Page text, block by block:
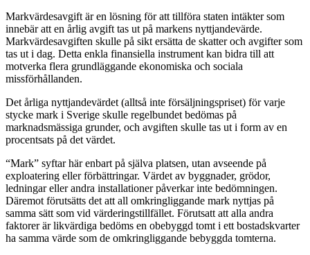
Markvärdesavgift är en lösning för att tillföra staten intäkter som
innebär att en årlig avgift tas ut på markens nyttjandevärde.
Markvärdesavgiften skulle på sikt ersätta de skatter och avgifter som
tas ut i dag. Detta enkla finansiella instrument kan bidra till att
motverka flera grundläggande ekonomiska och sociala
missförhållanden.
Det årliga nyttjandevärdet (alltså inte försäljningspriset) för varje
stycke mark i Sverige skulle regelbundet bedömas på
marknadsmässiga grunder, och avgiften skulle tas ut i form av en
procentsats på det värdet.
“Mark” syftar här enbart på själva platsen, utan avseende på
exploatering eller förbättringar. Värdet av byggnader, grödor,
ledningar eller andra installationer påverkar inte bedömningen.
Däremot förutsätts det att all omkringliggande mark nyttjas på
samma sätt som vid värderingstillfället. Förutsatt att alla andra
faktorer är likvärdiga bedöms en obebyggd tomt i ett bostadskvarter
ha samma värde som de omkringliggande bebyggda tomterna.